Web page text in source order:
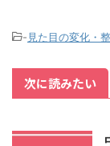
-見た目の変化・
次に読みたい